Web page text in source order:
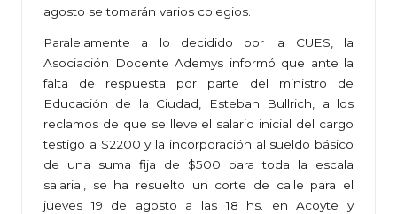
agosto se tomarán varios colegios.
Paralelamente a lo decidido por la CUES, la
Asociación Docente Ademys informó que ante la
falta de respuesta por parte del ministro de
Educación de la Ciudad, Esteban Bullrich, a los
reclamos de que se lleve el salario inicial del cargo
testigo a $2200 y la incorporación al sueldo básico
de una suma fija de $500 para toda la escala
salarial, se ha resuelto un corte de calle para el
jueves 19 de agosto a las 18 hs. en Acoyte y